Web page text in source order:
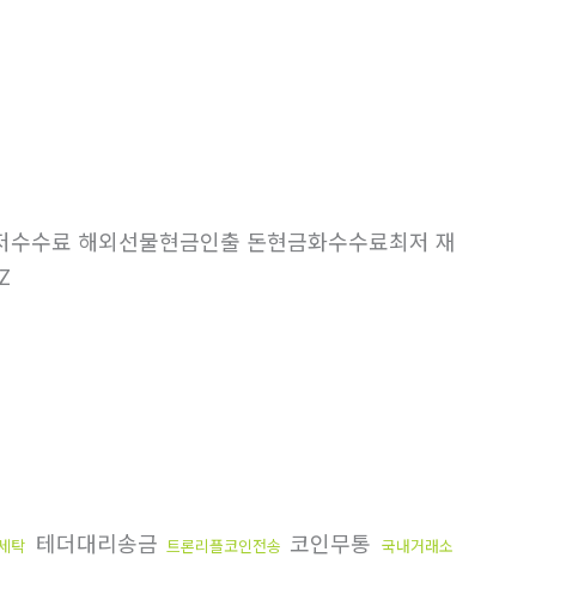
수료 해외선물현금인출 돈현금화수수료최저 재
탁 테더대리송금 트론리플코인전송 코인무통 국내거래소